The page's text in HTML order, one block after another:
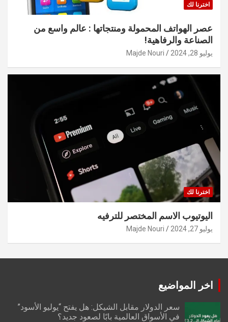
اخترنا لك
عصر الهواتف المحمولة ومنتجاتها : عالم واسع من
الصناعة والرفاهية!
يوليو 28, 2024 Majde Nouri
اخترنا لك
اليوتيوب الاسم المختصر للترفيه
يوليو 27, 2024 Majde Nouri
اخر المواضيع
سعر الدولار مقابل الشيكل: هل يفتح “يوليو الأسود”
في الأسواق العالمية بابًا لصعود جديد؟